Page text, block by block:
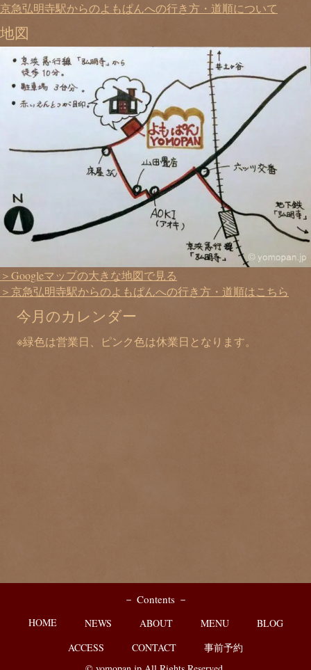
京急弘明寺駅からのよもぱんへの行き方・道順について
地図
＞Googleマップの大きな地図で見る
＞京急弘明寺駅からのよもぱんへの行き方・道順はこちら
今月のカレンダー
※緑色は営業日、ピンク色は休業日となります。
－ Contents －
HOME NEWS ABOUT MENU
BLOG
ACCESS
CONTACT
事前予約